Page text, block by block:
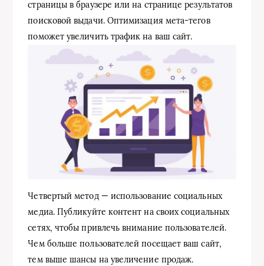
страницы в браузере или на странице результатов
поисковой выдачи. Оптимизация мета-тегов
поможет увеличить трафик на ваш сайт.
Четвертый метод — использование социальных
медиа. Публикуйте контент на своих социальных
сетях, чтобы привлечь внимание пользователей.
Чем больше пользователей посещает ваш сайт,
тем выше шансы на увеличение продаж.